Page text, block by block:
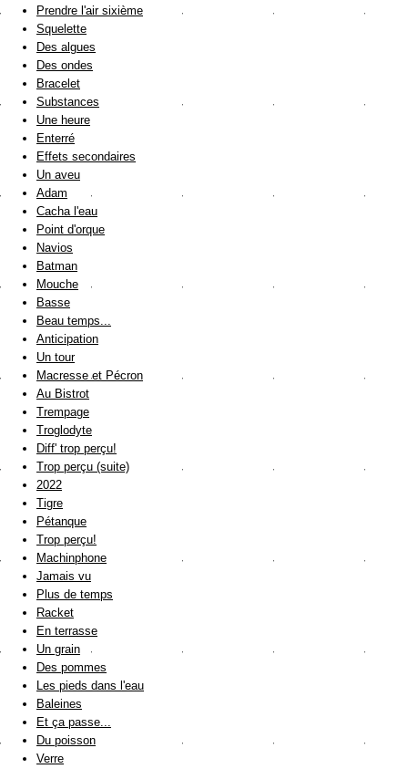
Prendre l'air sixième
Squelette
Des algues
Des ondes
Bracelet
Substances
Une heure
Enterré
Effets secondaires
Un aveu
Adam
Cacha l'eau
Point d'orque
Navios
Batman
Mouche
Basse
Beau temps...
Anticipation
Un tour
Macresse et Pécron
Au Bistrot
Trempage
Troglodyte
Diff' trop perçu!
Trop perçu (suite)
2022
Tigre
Pétanque
Trop perçu!
Machinphone
Jamais vu
Plus de temps
Racket
En terrasse
Un grain
Des pommes
Les pieds dans l'eau
Baleines
Et ça passe...
Du poisson
Verre